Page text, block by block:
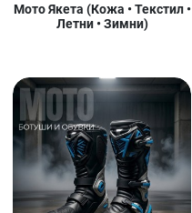
Мото Якета (Кожа • Текстил •
Летни • Зимни)